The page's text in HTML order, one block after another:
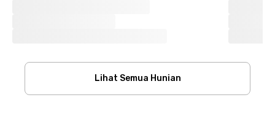
Lihat Semua Hunian